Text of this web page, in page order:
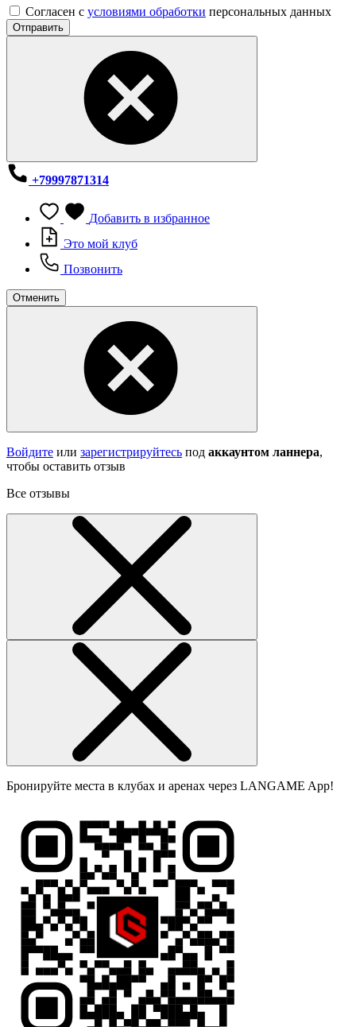
Согласен с условиями обработки персональных данных
Отправить
+79997871314
Добавить в избранное
Это мой клуб
Позвонить
Отменить
Войдите или зарегистрируйтесь под аккаунтом ланнера,
чтобы оставить отзыв
Все отзывы
Бронируйте места в клубах и аренах через LANGAME App!